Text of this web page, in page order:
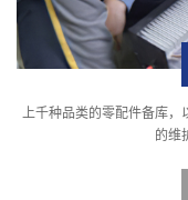
上千种品类的零配件备库
的维